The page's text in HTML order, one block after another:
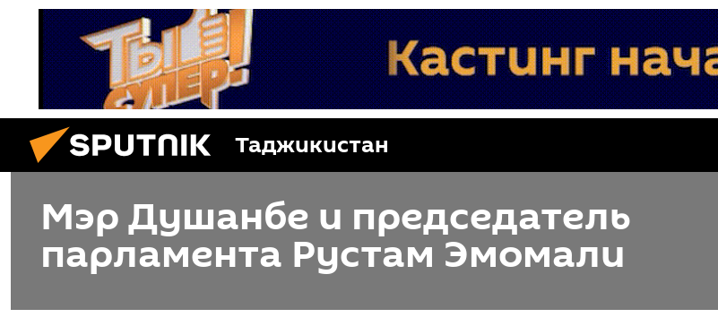
Таджикистан
Мэр Душанбе и председатель
парламента Рустам Эмомали